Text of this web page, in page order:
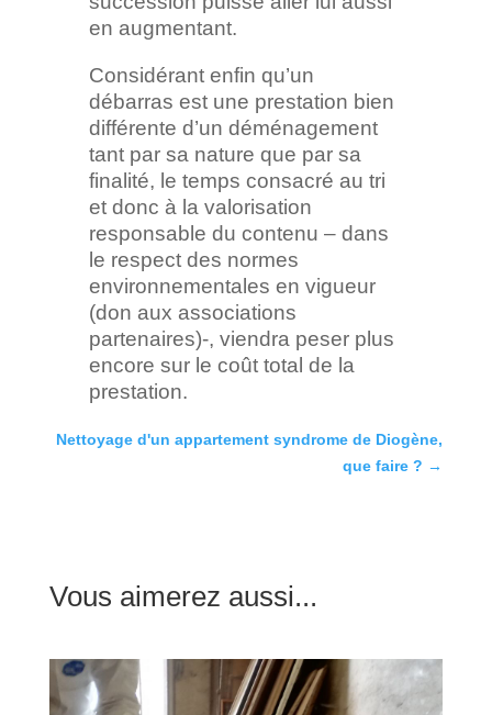
en augmentant.
Considérant enfin qu’un
débarras est une prestation bien
différente d’un déménagement
tant par sa nature que par sa
finalité, le temps consacré au tri
et donc à la valorisation
responsable du contenu – dans
le respect des normes
environnementales en vigueur
(don aux associations
partenaires)-, viendra peser plus
encore sur le coût total de la
prestation.
Nettoyage d'un appartement syndrome de Diogène,
que faire ? →
Vous aimerez aussi...